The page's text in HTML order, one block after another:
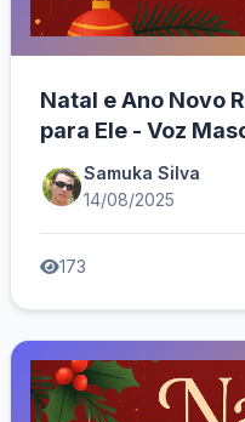
Natal e Ano Novo
para Ele - Voz
Samuka Silva
14/08/2025
173